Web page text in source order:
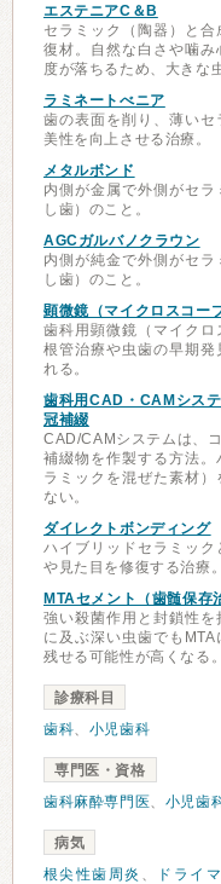
エステニアC＆B
セラミック（陶器）と
復材。自然な白さや噛
度が落ちるため、大きな
ラミネートべニア
歯の表面を削り、薄い
美性を向上させる治療。
メタルボンド
内側が金属で外側がセ
し歯）のこと。
AGCガルバノクラウン
内側が純金で外側がセ
し歯）のこと。
顕微鏡（マイクロスコー
歯科用顕微鏡（マイクロ
根管治療や虫歯の早期発
れる。
歯科用CAD・CAMシス
冠補綴
CAD/CAMシステムは、
補綴物を作製する方法
ラミックを混ぜた素材
ない。
ダイレクトボンディング
ハイブリッドセラミッ
や見た目を修復する治療。
MTAセメント（歯髄保存
強い殺菌作用と封鎖性
に及ぶ深い虫歯でも
残せる可能性が高くなる。
診療科目
歯科、 小児歯科
専門医・資格
歯科麻酔専門医、 小児歯
病気
根尖性歯周炎 、 ドライ